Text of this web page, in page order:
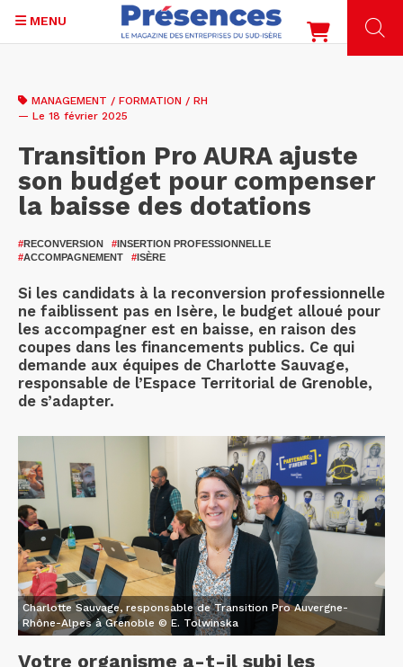
contenu
MENU
MANAGEMENT / FORMATION / RH
— Le 18 février 2025
Transition Pro AURA ajuste
son budget pour compenser
la baisse des dotations
#RECONVERSION #INSERTION PROFESSIONNELLE
#ACCOMPAGNEMENT #ISÈRE
Si les candidats à la reconversion professionnelle
ne faiblissent pas en Isère, le budget alloué pour
les accompagner est en baisse, en raison des
coupes dans les financements publics. Ce qui
demande aux équipes de Charlotte Sauvage,
responsable de l’Espace Territorial de Grenoble,
de s’adapter.
Charlotte Sauvage, responsable de Transition Pro Auvergne-
Rhône-Alpes à Grenoble © E. Tolwinska
Votre organisme a-t-il subi les